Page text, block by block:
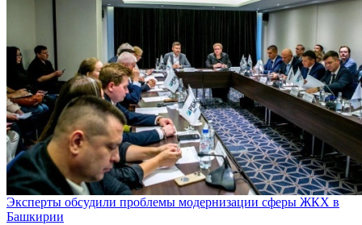
Эксперты обсудили проблемы модернизации сферы ЖКХ в
Башкирии